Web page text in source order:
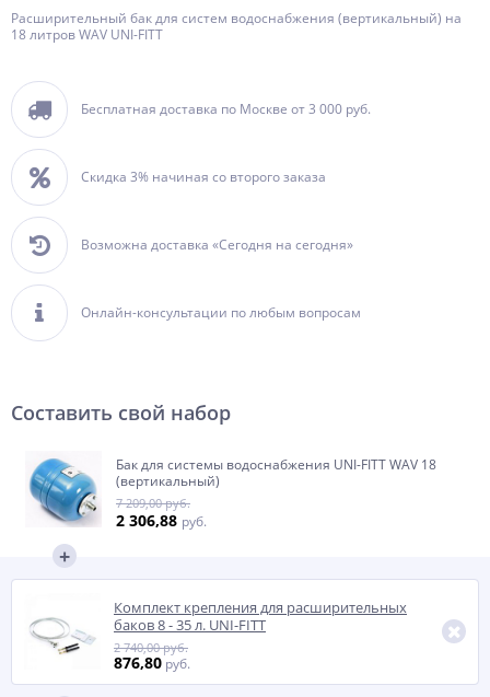
Расширительный бак для систем водоснабжения (вертикальный) на
18 литров WAV UNI-FITT
Бесплатная доставка по Москве от 3 000 руб.
Скидка 3% начиная со второго заказа
Возможна доставка «Сегодня на сегодня»
Онлайн-консультации по любым вопросам
Составить свой набор
Бак для системы водоснабжения UNI-FITT WAV 18
(вертикальный)
7 209,00 руб.
2 306,88 руб.
Комплект крепления для расширительных
баков 8 - 35 л. UNI-FITT
876,80 руб.
2 740,00 руб.